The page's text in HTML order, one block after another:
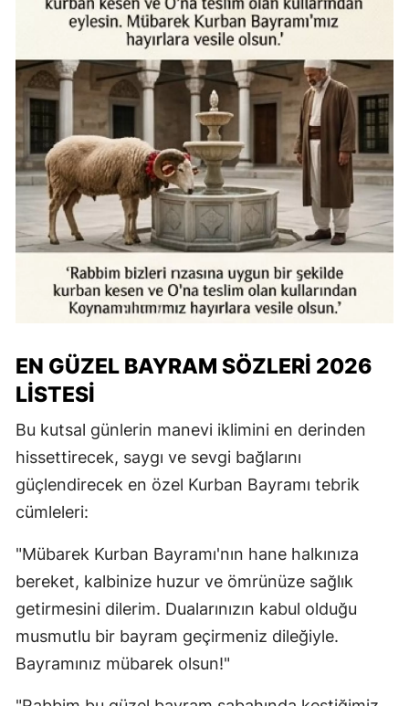
EN GÜZEL BAYRAM SÖZLERI 2026
LISTESI
Bu kutsal günlerin manevi iklimini en derinden
hissettirecek, saygı ve sevgi bağlarını
güçlendirecek en özel Kurban Bayramı tebrik
cümleleri:
"Mübarek Kurban Bayramı'nın hane halkınıza
bereket, kalbinize huzur ve ömrünüze sağlık
getirmesini dilerim. Dualarınızın kabul olduğu
musmutlu bir bayram geçirmeniz dileğiyle.
Bayramınız mübarek olsun!"